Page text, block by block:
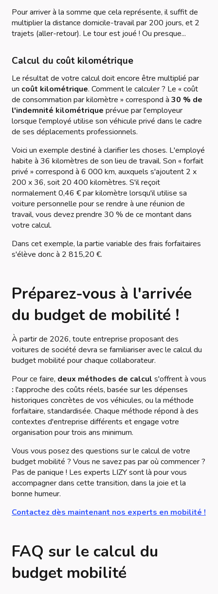
Pour arriver à la somme que cela représente, il suffit de
multiplier la distance domicile-travail par 200 jours, et 2
trajets (aller-retour). Le tour est joué ! Ou presque...
Calcul du coût kilométrique
Le résultat de votre calcul doit encore être multiplié par
un coût kilométrique. Comment le calculer ? Le « coût
de consommation par kilomètre » correspond à 30 % de
l'indemnité kilométrique prévue par l'employeur
lorsque l'employé utilise son véhicule privé dans le cadre
de ses déplacements professionnels.
Voici un exemple destiné à clarifier les choses. L'employé
habite à 36 kilomètres de son lieu de travail. Son « forfait
privé » correspond à 6 000 km, auxquels s'ajoutent 2 x
200 x 36, soit 20 400 kilomètres. S'il reçoit
normalement 0,46 € par kilomètre lorsqu'il utilise sa
voiture personnelle pour se rendre à une réunion de
travail, vous devez prendre 30 % de ce montant dans
votre calcul.
Dans cet exemple, la partie variable des frais forfaitaires
s'élève donc à 2 815,20 €.
Préparez-vous à l'arrivée
du budget de mobilité !
À partir de 2026, toute entreprise proposant des
voitures de société devra se familiariser avec le calcul du
budget mobilité pour chaque collaborateur.
Pour ce faire, deux méthodes de calcul s'offrent à vous
: l'approche des coûts réels, basée sur les dépenses
historiques concrètes de vos véhicules, ou la méthode
forfaitaire, standardisée. Chaque méthode répond à des
contextes d'entreprise différents et engage votre
organisation pour trois ans minimum.
Vous vous posez des questions sur le calcul de votre
budget mobilité ? Vous ne savez pas par où commencer ?
Pas de panique ! Les experts LIZY sont là pour vous
accompagner dans cette transition, dans la joie et la
bonne humeur.
Contactez dès maintenant nos experts en mobilité !
FAQ sur le calcul du
budget mobilité